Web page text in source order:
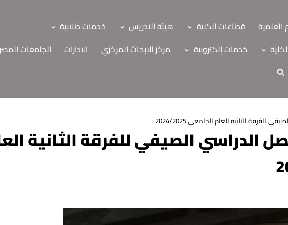
العلمية قطاعات الكلية هيئة التدريس
خدمات طلابية
خدمات إلكترونية مركز الابحاث المركزي الادارات
الجامعات
الثانية العام الجامعي 2024/2025
الدراسي الصيفي للفرقة الثانية